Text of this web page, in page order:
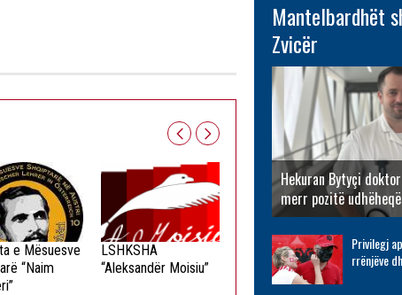
e Mësuesve
“Naim
LSHKSHA
“Aleksandër Moisiu”
Mantelbardhët
Zvicër
Hekuran Bytyçi
merr pozitë
Privilegj
rrënjëve